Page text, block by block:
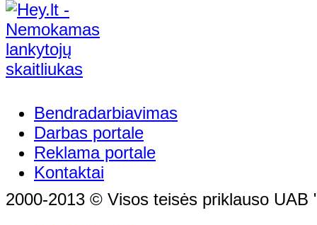
Bendradarbiavimas
Darbas portale
Reklama portale
Kontaktai
2000-2013 © Visos teisės priklauso UAB